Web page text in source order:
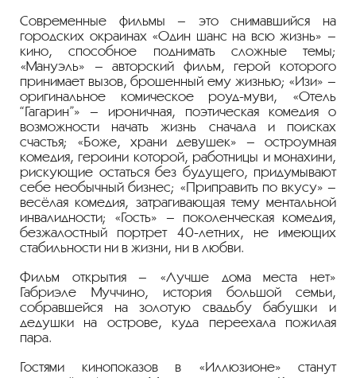
Современные фильмы – это снимавшийся на
городских окраинах «Один шанс на всю жизнь» –
кино, способное поднимать сложные темы;
«Мануэль» – авторский фильм, герой которого
принимает вызов, брошенный ему жизнью; «Изи» –
оригинальное комическое роуд-муви, «Отель
“Гагарин”» – ироничная, поэтическая комедия о
возможности начать жизнь сначала и поисках
счастья; «Боже, храни девушек» – остроумная
комедия, героини которой, работницы и монахини,
рискующие остаться без будущего, придумывают
себе необычный бизнес; «Приправить по вкусу» –
весёлая комедия, затрагивающая тему ментальной
инвалидности; «Гость» – поколенческая комедия,
безжалостный портрет 40-летних, не имеющих
стабильности ни в жизни, ни в любви.
Фильм открытия – «Лучше дома места нет»
Габриэле Муччино, история большой семьи,
собравшейся на золотую свадьбу бабушки и
дедушки на острове, куда переехала пожилая
пара.
Гостями кинопоказов в «Иллюзионе» станут